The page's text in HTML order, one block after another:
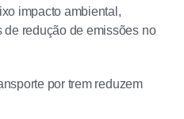
impacto ambiental,
redução de emissões no
por trem reduzem